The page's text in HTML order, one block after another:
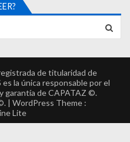
de titularidad de
la única responsable por el
garantía de CAPATAZ ©.
| WordPress Theme :
Lite